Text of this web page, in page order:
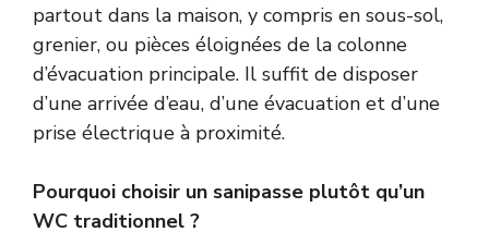
partout dans la maison, y compris en sous-sol,
grenier, ou pièces éloignées de la colonne
d’évacuation principale. Il suffit de disposer
d’une arrivée d’eau, d’une évacuation et d’une
prise électrique à proximité.
Pourquoi choisir un sanipasse plutôt qu’un
WC traditionnel ?